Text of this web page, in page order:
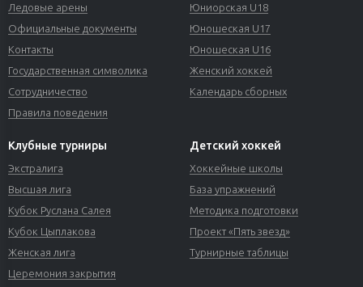
Ледовые арены
Официальные документы
Контакты
Государственная символика
Сотрудничество
Правила поведения
Юниорская U18
Юношеская U17
Юношеская U16
Женский хоккей
Календарь сборных
Клубные турниры
Экстралига
Высшая лига
Кубок Руслана Салея
Кубок Цыплакова
Женская лига
Церемония закрытия
Детский хоккей
Хоккейные школы
База упражнений
Методика подготовки
Проект «Пять звезд»
Турнирные таблицы